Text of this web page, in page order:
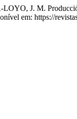
J. M.
em: https://